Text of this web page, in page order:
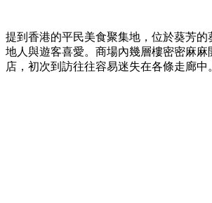
提到香港的平民美食聚集地，位於葵芳的
地人與遊客喜愛。商場內幾層樓密密麻麻
店，初次到訪往往容易迷失在各條走廊中